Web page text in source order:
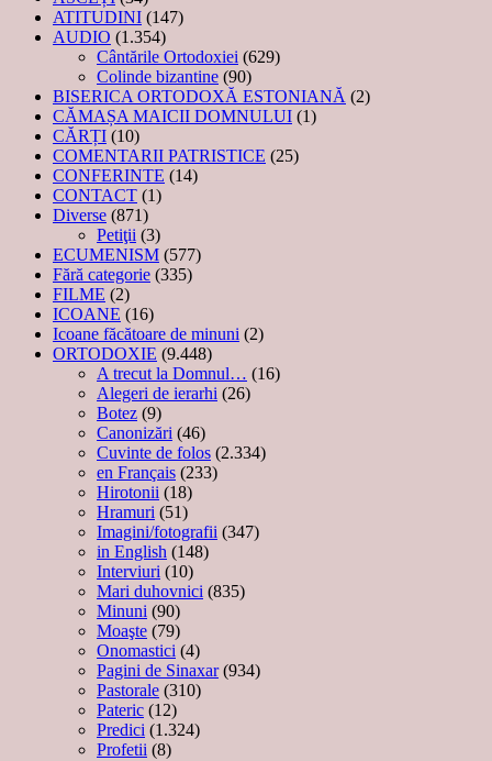
ATITUDINI (147)
AUDIO (1.354)
Cântările Ortodoxiei (629)
Colinde bizantine (90)
BISERICA ORTODOXĂ ESTONIANĂ (2)
CĂMAȘA MAICII DOMNULUI (1)
CĂRȚI (10)
COMENTARII PATRISTICE (25)
CONFERINTE (14)
CONTACT (1)
Diverse (871)
Petiţii (3)
ECUMENISM (577)
Fără categorie (335)
FILME (2)
ICOANE (16)
Icoane făcătoare de minuni (2)
ORTODOXIE (9.448)
A trecut la Domnul… (16)
Alegeri de ierarhi (26)
Botez (9)
Canonizări (46)
Cuvinte de folos (2.334)
en Français (233)
Hirotonii (18)
Hramuri (51)
Imagini/fotografii (347)
in English (148)
Interviuri (10)
Mari duhovnici (835)
Minuni (90)
Moaşte (79)
Onomastici (4)
Pagini de Sinaxar(934)
Pastorale (310)
Pateric (12)
Predici (1.324)
Profetii (8)